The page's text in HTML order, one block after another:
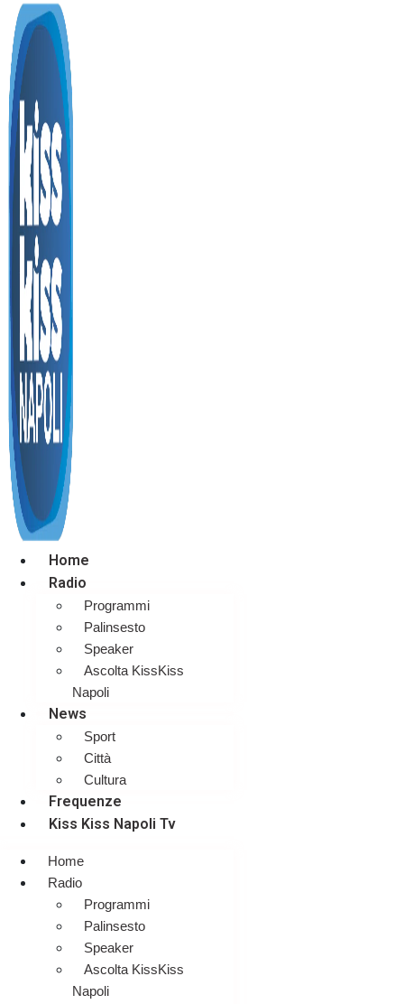
Home
Radio
Programmi
Palinsesto
Speaker
Ascolta KissKiss
Napoli
News
Sport
Città
Cultura
Frequenze
Kiss Kiss Napoli Tv
Home
Radio
Programmi
Palinsesto
Speaker
Ascolta KissKiss
Napoli